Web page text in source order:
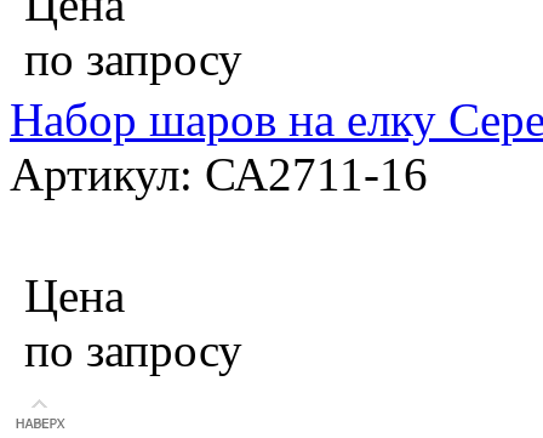
по запросу
Набор шаров на елку
Артикул: СА2711-16
Цена
по запросу